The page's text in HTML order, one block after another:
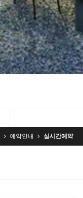
예약안내 실시간예약